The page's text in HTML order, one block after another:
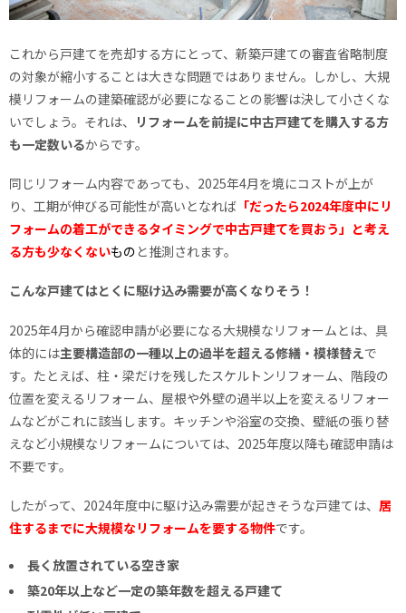
これから戸建てを売却する方にとって、新築戸建ての審査省略制度
の対象が縮小することは大きな問題ではありません。しかし、大規
模リフォームの建築確認が必要になることの影響は決して小さくな
いでしょう。それは、 リフォームを前提に中古戸建てを購入する方
も一定数いるからです。
同じリフォーム内容であっても、2025年4月を境にコストが上が
り、工期が伸びる可能性が高いとなれば 「だったら2024年度中にリ
フォームの着工ができるタイミングで中古戸建てを買おう」と考え
る方も少なくないもの と推測されます。
こんな戸建てはとくに駆け込み需要が高くなりそう！
2025年4月から確認申請が必要になる大規模なリフォームとは、具
体的には主要構造部の一種以上の過半を超える修繕・模様替えで
す。たとえば、柱・梁だけを残したスケルトンリフォーム、階段の
位置を変えるリフォーム、屋根や外壁の過半以上を変えるリフォー
ムなどがこれに該当します。キッチンや浴室の交換、壁紙の張り替
えなど小規模なリフォームについては、2025年度以降も確認申請は
不要です。
したがって、2024年度中に駆け込み需要が起きそうな戸建ては、 居
住するまでに大規模なリフォームを要する物件です。
長く放置されている空き家
築20年以上など一定の築年数を超える戸建て